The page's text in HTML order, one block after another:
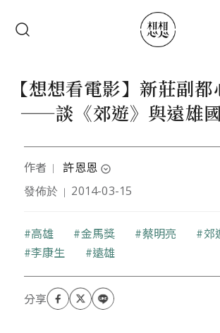
【想想看電影】新莊副
——談《郊遊》與遠雄
作者 ｜ 許恩恩 expand_circle_down
作者為清華大學社會所學生，公民憲政
王家擋拆及後續居住正義運動。
發佈於 ｜ 2014-03-15
關鍵字
高雄 金馬獎 蔡明亮
郊
李康生
遠雄